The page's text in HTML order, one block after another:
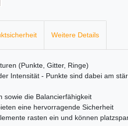
Weitere Details
(Punkte, Gitter, Ringe)
Intensität - Punkte sind dabei am
sowie die Balancierfähigkeit
eine hervorragende Sicherheit
rasten ein und können